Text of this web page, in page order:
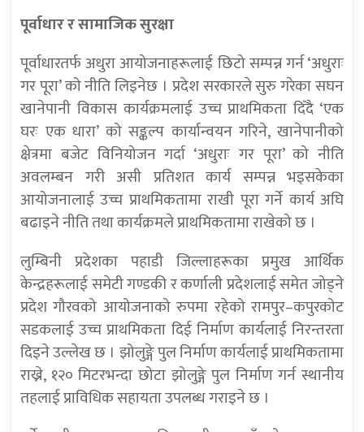
पूर्वाधार र सामाजिक सुरक्षा
पूर्वाधारतर्फ अधुरा आयोजनाहरूलाई छिटो सम्पन्न गर्न ‘अधुराः
गर पूरा’ को नीति लिइनेछ । प्रदेश सरकारले सुरु गरेका सघन
खानेपानी विकास कार्यक्रमलाई उच्च प्राथमिकता दिँदै ‘एक
घरः एक धारा’ को सङ्कल्प कार्यान्वयन गरिने, खानेपानीको
क्षेत्रमा बजेट विनियोजन गर्दा ‘अधुराः गर पूरा’ को नीति
अवलम्बन गरी असी प्रतिशत कार्य सम्पन्न भइसकेका
आयोजनालाई उच्च प्राथमिकतामा राखी पूरा गर्ने कार्य अघि
बढाइने नीति तथा कार्यक्रमले प्राथमिकतामा राखेको छ ।
लुम्बिनी प्रदेशका पहाडी जिल्लाहरूका प्रमुख आर्थिक
केन्द्रहरूलाई समेटी गण्डकी र कर्णाली प्रदेशलाई समेत जोड्ने
प्रदेश गौरवको आयोजनाको रुपमा रहेको रामपुर–कपुरकोट
सडकलाई उच्च प्राथमिकता दिई निर्माण कार्यलाई निरन्तरता
दिइने उल्लेख छ । झोलुङ्गे पुल निर्माण कार्यलाई प्राथमिकतामा
राख्ने, १२० मिटरभन्दा छोटा झोलुङ्गे पुल निर्माण गर्न स्थानीय
तहलाई प्राविधिक सहायता उपलब्ध गराइने छ ।